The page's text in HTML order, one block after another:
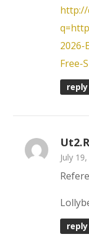
http://
Free-
reply
July
reply